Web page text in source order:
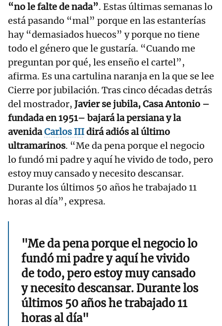
“no le falte de nada”. Estas últimas semanas lo
está pasando “mal” porque en las estanterías
hay “demasiados huecos” y porque no tiene
todo el género que le gustaría. “Cuando me
preguntan por qué, les enseño el cartel”,
afirma. Es una cartulina naranja en la que se lee
Cierre por jubilación. Tras cinco décadas detrás
del mostrador, Javier se jubila, Casa Antonio –
fundada en 1951– bajará la persiana y la
avenidaCarlos IIIdirá adiós al último
ultramarinos. “Me da pena porque el negocio
lo fundó mi padre y aquí he vivido de todo, pero
estoy muy cansado y necesito descansar.
Durante los últimos 50 años he trabajado 11
horas al día”, expresa.
"Me da pena porque el negocio lo
fundó mi padre y aquí he vivido
de todo, pero estoy muy cansado
y necesito descansar. Durante los
últimos 50 años he trabajado 11
horas al día"